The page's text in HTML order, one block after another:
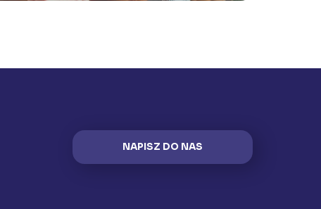
NAPISZ DO NAS